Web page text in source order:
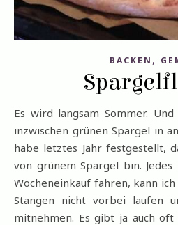
BACKEN ,
Es wird langsam Sommer. Und im Supermarkt gibt es
inzwischen grünen Spargel in
habe letztes Jahr festgestellt,
von grünem Spargel bin.
Wocheneinkauf fahren, kann
Stangen nicht vorbei laufen
mitnehmen. Es gibt ja auch